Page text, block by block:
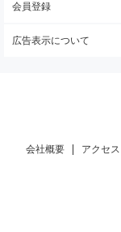
会員登録
広告表示について
会社概要 アクセス